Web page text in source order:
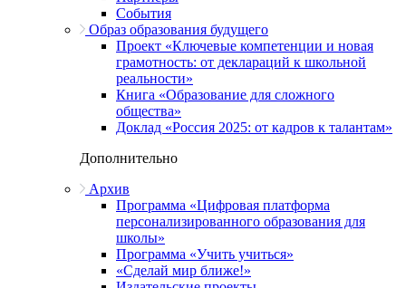
События
Образ образования будущего
Проект «Ключевые компетенции и новая
грамотность: от деклараций к школьной
реальности»
Книга «Образование для сложного
общества»
Доклад «Россия 2025: от кадров к талантам»
Дополнительно
Архив
Программа «Цифровая платформа
персонализированного образования для
школы»
Программа «Учить учиться»
«Сделай мир ближе!»